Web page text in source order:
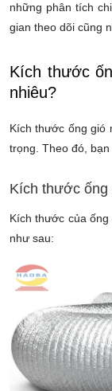
những phân tích
gian theo dõi cũng
Kích thước
nhiêu?
Kích thước ống gió
trọng. Theo đó,
Kích thước
Kích thước của
như sau: